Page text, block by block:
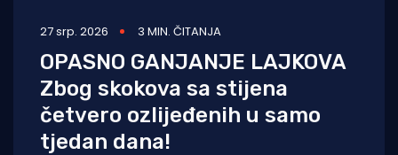
27 srp. 2026 3 MIN. ČITANJA
OPASNO GANJANJE LAJKOVA
Zbog skokova sa stijena
četvero ozlijeđenih u samo
tjedan dana!